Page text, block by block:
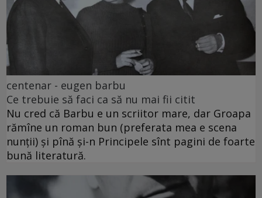
centenar - eugen barbu
Ce trebuie să faci ca să nu mai fii citit
Nu cred că Barbu e un scriitor mare, dar Groapa
rămîne un roman bun (preferata mea e scena
nunții) și pînă și-n Principele sînt pagini de foarte
bună literatură.